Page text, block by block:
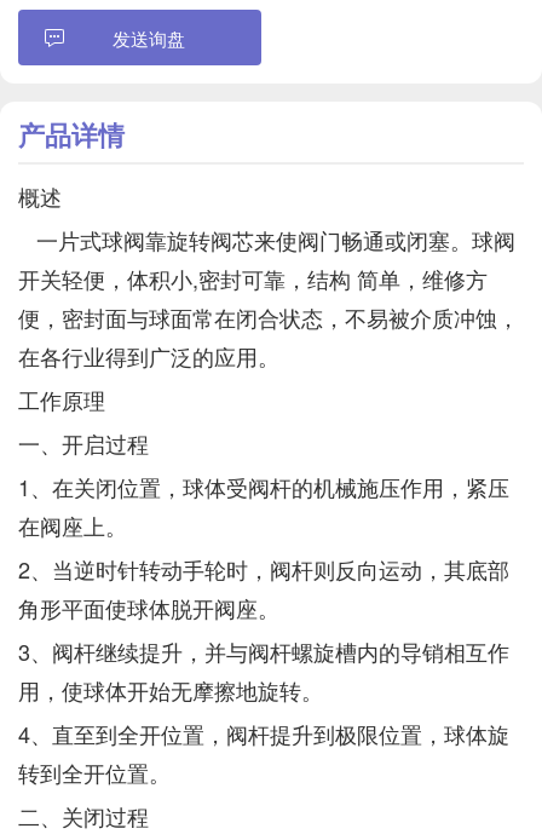
发送询盘
产品详情
概述
一片式球阀靠旋转阀芯来使阀门畅通或闭塞。球阀
开关轻便，体积小,密封可靠，结构 简单，维修方
便，密封面与球面常在闭合状态，不易被介质冲蚀，
在各行业得到广泛的应用。
工作原理
一、开启过程
1、在关闭位置，球体受阀杆的机械施压作用，紧压
在阀座上。
2、当逆时针转动手轮时，阀杆则反向运动，其底部
角形平面使球体脱开阀座。
3、阀杆继续提升，并与阀杆螺旋槽内的导销相互作
用，使球体开始无摩擦地旋转。
4、直至到全开位置，阀杆提升到极限位置，球体旋
转到全开位置。
二、关闭过程